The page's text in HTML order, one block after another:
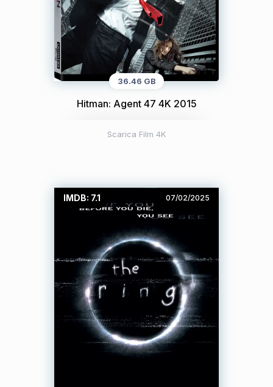
36.46 GB
Hitman: Agent 47 4K 2015
Scarica Film 4K
IMDB: 7.1 07/02/2025